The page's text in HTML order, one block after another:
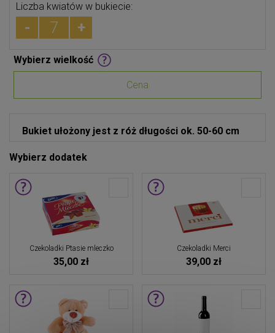
Liczba kwiatów w bukiecie:
- +
Wybierz wielkość
Cena
Bukiet ułożony jest z róż długości ok. 50-60 cm
Wybierz dodatek
Czekoladki Ptasie mleczko
35,00 zł
Czekoladki Merci
39,00 zł